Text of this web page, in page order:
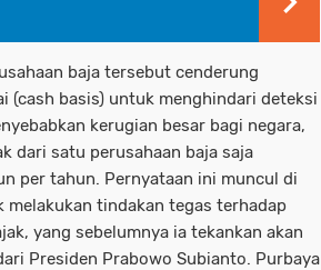
baja tersebut cenderung
(cash basis) untuk menghindari deteksi
kerugian besar bagi negara,
dari satu perusahaan baja saja
per tahun. Pernyataan ini muncul di
tindakan tegas terhadap
yang sebelumnya ia tekankan akan
Presiden Prabowo Subianto. Purbaya